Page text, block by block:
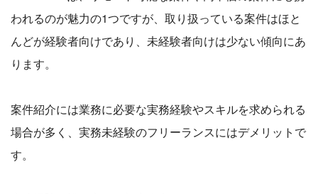
われるのが魅力の1つですが、取り扱っている案件はほと
んどが経験者向けであり、未経験者向けは少ない傾向にあ
ります。
案件紹介には業務に必要な実務経験やスキルを求められる
場合が多く、実務未経験のフリーランスにはデメリットで
す。